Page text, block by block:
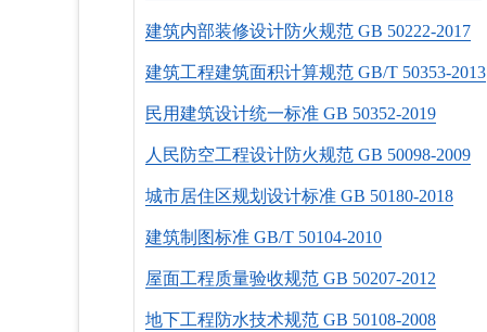
建筑内部装修设计防火规范 GB 50222-2017
建筑工程建筑面积计算规范 GB/T 50353-2013
民用建筑设计统一标准 GB 50352-2019
人民防空工程设计防火规范 GB 50098-2009
城市居住区规划设计标准 GB 50180-2018
建筑制图标准 GB/T 50104-2010
屋面工程质量验收规范 GB 50207-2012
地下工程防水技术规范 GB 50108-2008